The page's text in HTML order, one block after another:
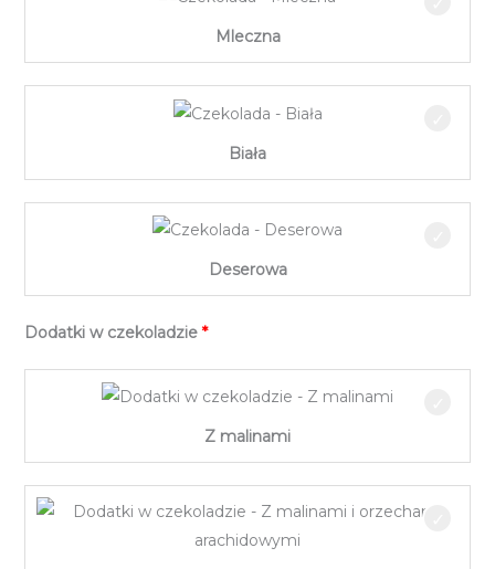
Mleczna
Biała
Deserowa
Dodatki w czekoladzie
Z malinami